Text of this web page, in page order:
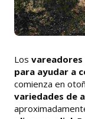
Los
para ayudar a
comienza en
variedades de